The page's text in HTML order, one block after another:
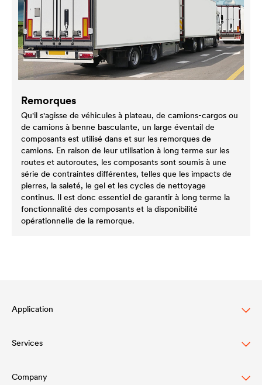
Remorques
Qu'il s'agisse de véhicules à plateau, de camions-cargos ou
de camions à benne basculante, un large éventail de
composants est utilisé dans et sur les remorques de
camions. En raison de leur utilisation à long terme sur les
routes et autoroutes, les composants sont soumis à une
série de contraintes différentes, telles que les impacts de
pierres, la saleté, le gel et les cycles de nettoyage
continus. Il est donc essentiel de garantir à long terme la
fonctionnalité des composants et la disponibilité
opérationnelle de la remorque.
Application
Lasure pour bois
Agriculture
Services
Téléchargement
Company